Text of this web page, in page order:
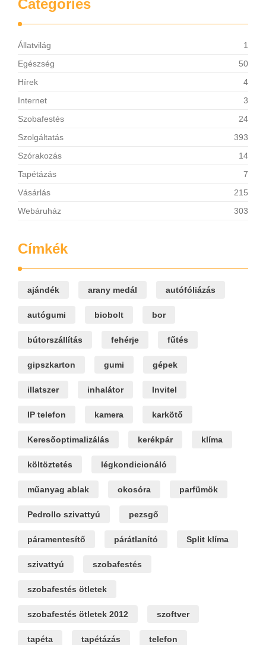
Categories
Állatvilág
1
Egészség
50
Hírek
4
Internet
3
Szobafestés
24
Szolgáltatás
393
Szórakozás
14
Tapétázás
7
Vásárlás
215
Webáruház
303
Címkék
ajándék arany medál autófóliázás
autógumi biobolt bor
bútorszállítás fehérje fűtés
gipszkarton gumi gépek
illatszer inhalátor Invitel
IP telefon kamera karkötő
Keresőoptimalizálás kerékpár klíma
költöztetés légkondicionáló
műanyag ablak okosóra parfümök
Pedrollo szivattyú pezsgő
páramentesítő párátlanító Split klíma
szivattyú szobafestés
szobafestés ötletek
szobafestés ötletek 2012 szoftver
tapéta tapétázás telefon